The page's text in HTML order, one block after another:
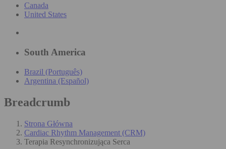
Canada
United States
South America
Brazil (Português)
Argentina (Español)
Breadcrumb
Strona Główna
Cardiac Rhythm Management (CRM)
Terapia Resynchronizująca Serca